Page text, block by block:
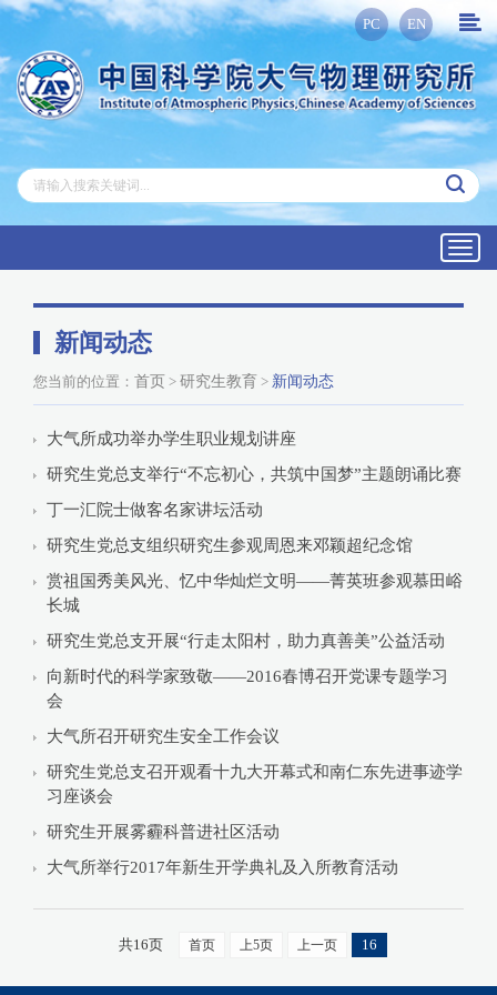
PC EN
新闻动态
您当前的位置： 首页 > 研究生教育 > 新闻动态
大气所成功举办学生职业规划讲座
研究生党总支举行“不忘初心，共筑中国梦”主题朗诵比赛
丁一汇院士做客名家讲坛活动
研究生党总支组织研究生参观周恩来邓颖超纪念馆
赏祖国秀美风光、忆中华灿烂文明——菁英班参观慕田峪
长城
研究生党总支开展“行走太阳村，助力真善美”公益活动
向新时代的科学家致敬——2016春博召开党课专题学习
会
大气所召开研究生安全工作会议
研究生党总支召开观看十九大开幕式和南仁东先进事迹学
习座谈会
研究生开展雾霾科普进社区活动
大气所举行2017年新生开学典礼及入所教育活动
共16页 首页 上5页 上一页 16